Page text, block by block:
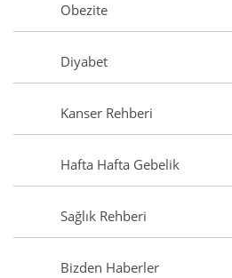
Obezite
Diyabet
Kanser Rehberi
Hafta Hafta Gebelik
Sağlık Rehberi
Bizden Haberler